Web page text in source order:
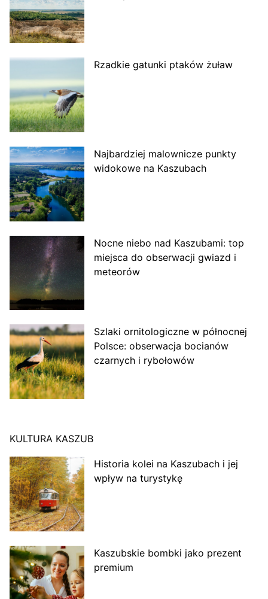
Rzadkie gatunki ptaków żuław
Najbardziej malownicze punkty
widokowe na Kaszubach
Nocne niebo nad Kaszubami: top
miejsca do obserwacji gwiazd i
meteorów
Szlaki ornitologiczne w północnej
Polsce: obserwacja bocianów
czarnych i rybołowów
KULTURA KASZUB
Historia kolei na Kaszubach i jej
wpływ na turystykę
Kaszubskie bombki jako prezent
premium